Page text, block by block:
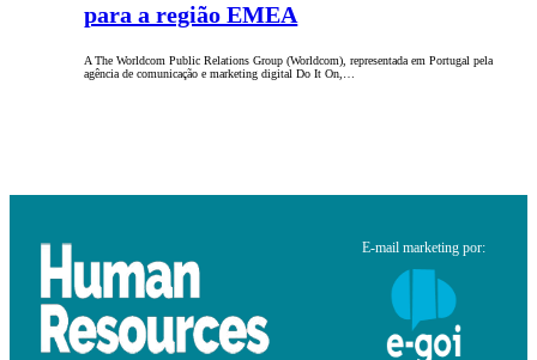
para a região EMEA
A The Worldcom Public Relations Group (Worldcom), representada em Portugal pela
agência de comunicação e marketing digital Do It On,…
E-mail marketing por: